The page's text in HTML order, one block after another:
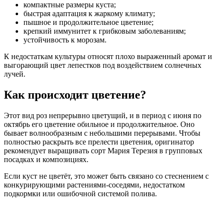
компактные размеры куста;
быстрая адаптация к жаркому климату;
пышное и продолжительное цветение;
крепкий иммунитет к грибковым заболеваниям;
устойчивость к морозам.
К недостаткам культуры относят плохо выраженный аромат и
выгорающий цвет лепестков под воздействием солнечных
лучей.
Как происходит цветение?
Этот вид роз непрерывно цветущий, и в период с июня по
октябрь его цветение обильное и продолжительное. Оно
бывает волнообразным с небольшими перерывами. Чтобы
полностью раскрыть все прелести цветения, оригинатор
рекомендует выращивать сорт Мария Терезия в групповых
посадках и композициях.
Если куст не цветёт, это может быть связано со стеснением с
конкурирующими растениями-соседями, недостатком
подкормки или ошибочной системой полива.